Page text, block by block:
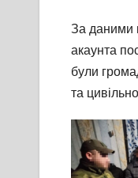
За даними
акаунта
були
та